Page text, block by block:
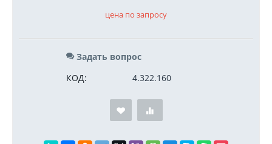
цена по запросу
Задать вопрос
КОД:
4.322.160